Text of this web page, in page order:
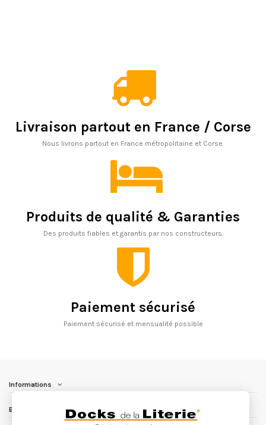
Livraison partout en France / Corse
Nous livrons partout en France métropolitaine et Corse.
Produits de qualité & Garanties
Des produits fiables et garantis par nos constructeurs.
Paiement sécurisé
Paiement sécurisé et mensualité possible
Informations
Besoin d'aide ?